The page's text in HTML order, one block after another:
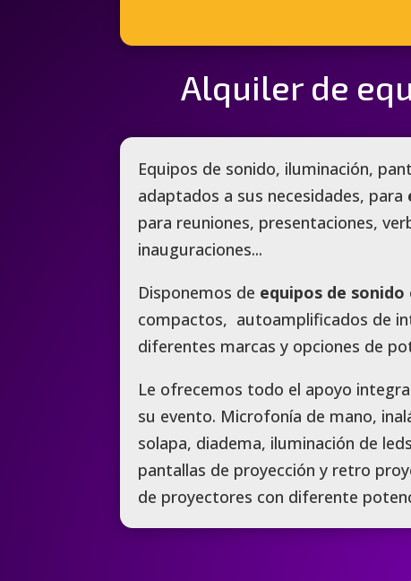
Alquiler de
Equipos de sonido, iluminación,
adaptados a sus necesidades, para
para reuniones, presentaciones,
inauguraciones...
Disponemos de equipos de
compactos, autoamplificados de
diferentes marcas y opciones de
Le ofrecemos todo el apoyo
su evento. Microfonía de mano,
solapa, diadema, iluminación de
pantallas de proyección y retro
de proyectores con diferente